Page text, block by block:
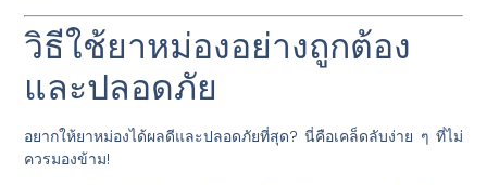
วิธีใช้ยาหม่องอย่างถูกต้อง
และปลอดภัย
อยากให้ยาหม่องได้ผลดีและปลอดภัยที่สุด? นี่คือเคล็ดลับง่าย ๆ ที่ไม่
ควรมองข้าม!